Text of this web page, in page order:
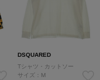
DSQUARED
Tシャツ・カットソー
サイズ：M